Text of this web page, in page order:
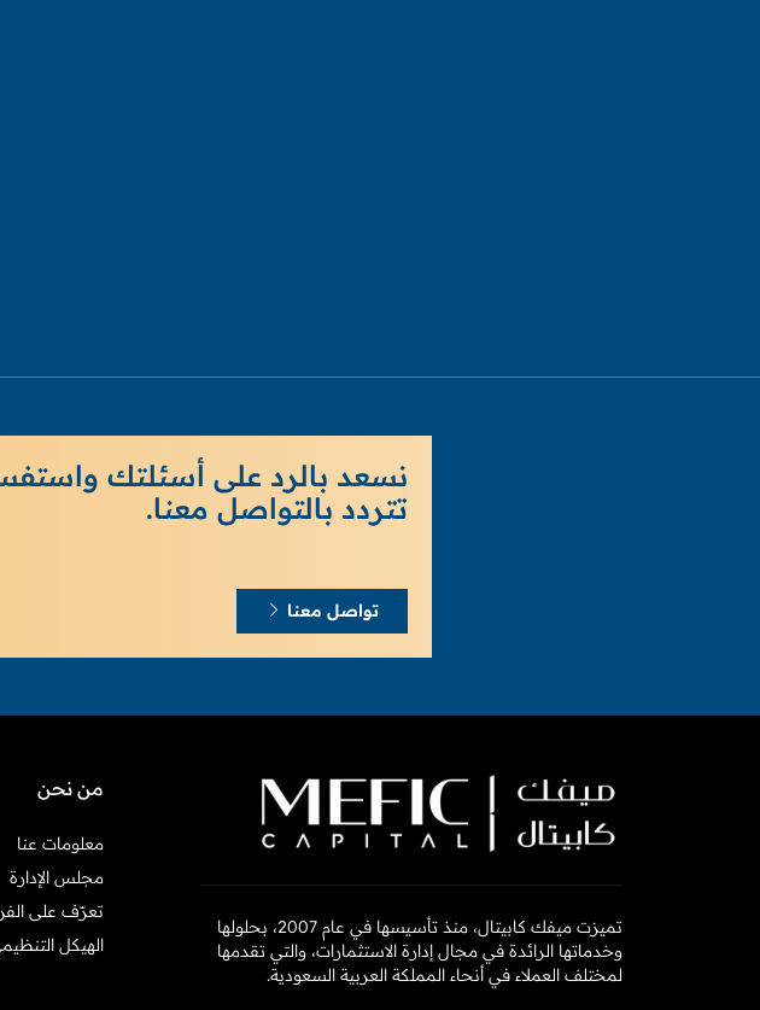
نسعد بالرد على أسئلتك
تتردد بالتواصل معنا.
تواصل معنا
تميزت ميفك كابيتال، منذ تأسيسها في عام 2007، بحلولها
وخدماتها الرائدة في مجال إدارة الاستثمارات، والتي تقدمها
لمختلف العملاء في أنحاء المملكة العربية السعودية.
من نحن
معلومات عنا
مجلس الإدارة
تعرّف على
الهيكل